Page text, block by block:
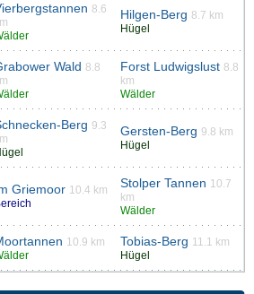
8.6
Hilgen-Berg 8.7 km
Hügel
Wald 8.8
Forst Ludwigslust 8.8
km
Wälder
Berg 9.3
Gersten-Berg 9.8 km
Hügel
Griemoor 10.4 km
Stolper Tannen 10.7
km
Wälder
10.9 km
Tobias-Berg 11.1 km
Hügel